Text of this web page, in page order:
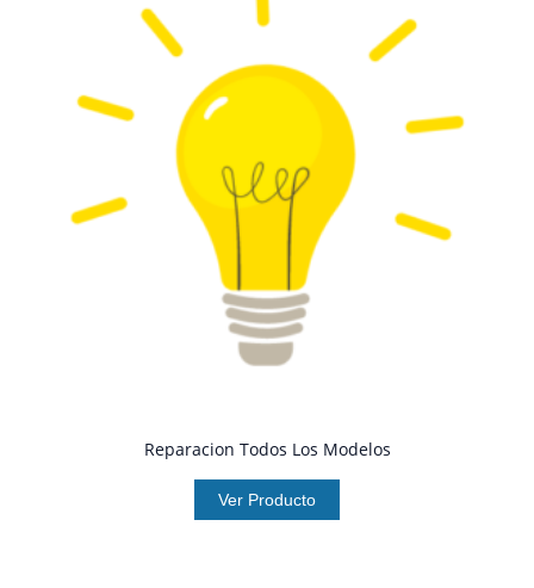
Reparacion Todos Los Modelos
Ver Producto